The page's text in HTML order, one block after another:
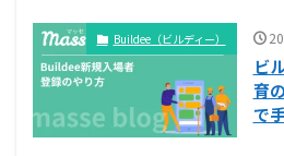
Buildee（ビルディー）
ビ
育
で